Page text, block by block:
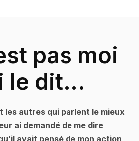
pas moi
le dit...
les autres qui parlent le mieux
ai demandé de me dire
avait pensé de mon action